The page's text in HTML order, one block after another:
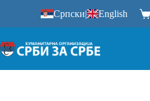
Српски| English